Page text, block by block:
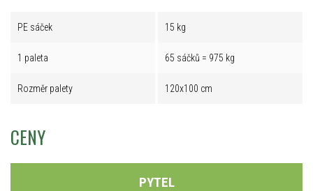
PE sáček 15 kg
1 paleta 65 sáčků = 975 kg
Rozměr palety 120x100 cm
CENY
PYTEL